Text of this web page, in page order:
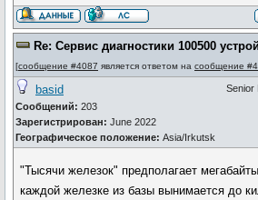
Re: Сервис диагностики 100500
[сообщение #4087 является ответом на сообщение
basid
Сообщений: 203
Зарегистрирован: June 2022
Географическое положение: Asia/Irkutsk
Senior
"Тысячи железок" предполагает
каждой железке из базы вынимается до